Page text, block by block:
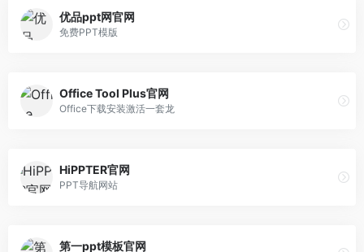
优品ppt网官网
免费PPT模版
Office Tool Plus官网
Office下载安装激活一套龙
HiPPTER官网
PPT导航网站
第一ppt模板官网